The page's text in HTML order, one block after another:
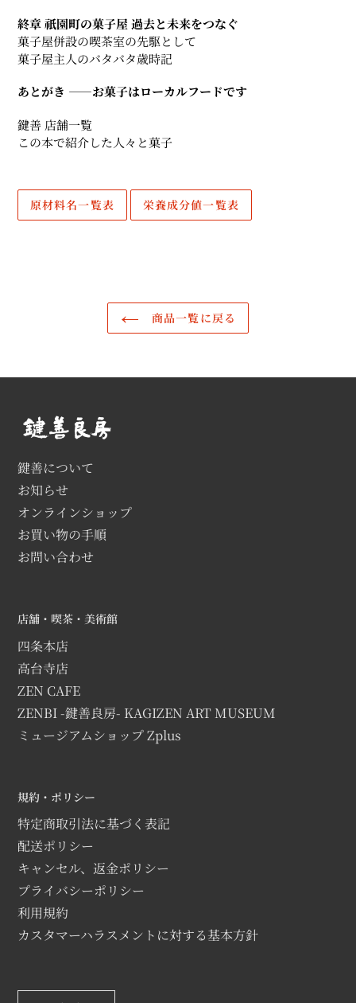
終章 祇園町の菓子屋 過去と未来をつなぐ
菓子屋併設の喫茶室の先駆として
菓子屋主人のバタバタ歳時記
あとがき ――お菓子はローカルフードです
鍵善 店舗一覧
この本で紹介した人々と菓子
原材料名一覧表 栄養成分値一覧表
商品一覧に戻る
鍵善について
お知らせ
オンラインショップ
お買い物の手順
お問い合わせ
店舗・喫茶・美術館
四条本店
高台寺店
ZEN CAFE
ZENBI -鍵善良房- KAGIZEN ART MUSEUM
ミュージアムショップ Zplus
規約・ポリシー
特定商取引法に基づく表記
配送ポリシー
キャンセル、返金ポリシー
プライバシーポリシー
利用規約
カスタマーハラスメントに対する基本方針